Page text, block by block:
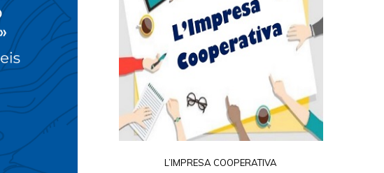
L’IMPRESA COOPERATIVA